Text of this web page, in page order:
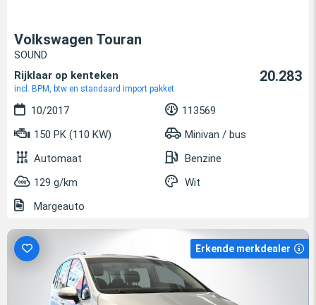
Volkswagen Touran
SOUND
Rijklaar op kenteken
incl. BPM, btw en standaard import pakket
20.283
10/2017
113569
150 PK (110 KW)
Minivan / bus
Automaat
Benzine
129 g/km
Wit
Margeauto
Erkende merkdealer